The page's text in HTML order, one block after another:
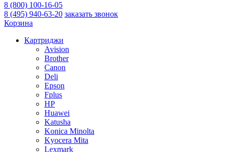
8 (800) 100-16-05
8 (495) 940-63-20 заказать звонок
Корзина
Картриджи
Avision
Brother
Canon
Deli
Epson
Fplus
HP
Huawei
Katusha
Konica Minolta
Kyocera Mita
Lexmark